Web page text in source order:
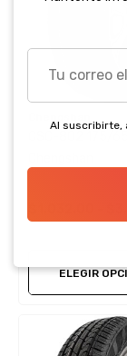
ELEGIR
correo
electrónico
Al suscribirte,